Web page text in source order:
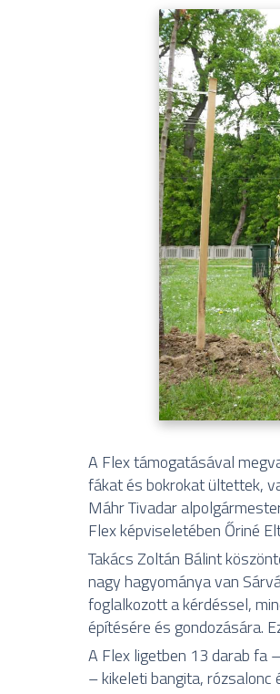
A Flex támogatásával
fákat és bokrokat ültettek,
Máhr Tivadar
Flex képviseletében Őriné
Takács Zoltán Bálint
nagy hagyománya van
foglalkozott a kérdéssel,
építésére és gondozására.
A Flex ligetben 13 darab fa
– kikeleti bangita,